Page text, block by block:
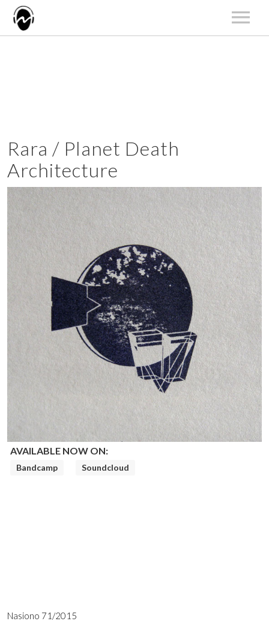
O NAS
KONTAKT
Rara / Planet Death
Architecture
AVAILABLE NOW ON:
Bandcamp Soundcloud
Nasiono 71/2015